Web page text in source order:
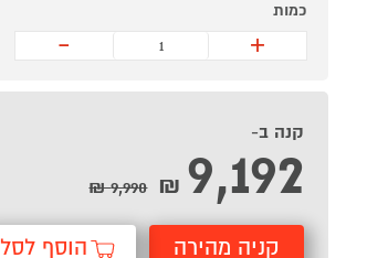
כמות
+
-
קנה ב-
9,192
₪
9,990 ₪
קניה מהירה הוסף לסל